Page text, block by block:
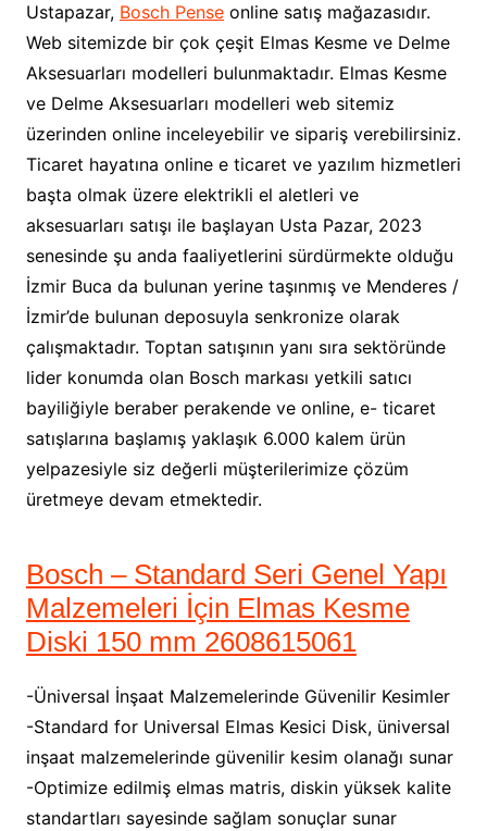
Ustapazar, Bosch Penseonline satış mağazasıdır.
Web sitemizde bir çok çeşit Elmas Kesme ve Delme
Aksesuarları modelleri bulunmaktadır. Elmas Kesme
ve Delme Aksesuarları modelleri web sitemiz
üzerinden online inceleyebilir ve sipariş verebilirsiniz.
Ticaret hayatına online e ticaret ve yazılım hizmetleri
başta olmak üzere elektrikli el aletleri ve
aksesuarları satışı ile başlayan Usta Pazar, 2023
senesinde şu anda faaliyetlerini sürdürmekte olduğu
İzmir Buca da bulunan yerine taşınmış ve Menderes /
İzmir’de bulunan deposuyla senkronize olarak
çalışmaktadır. Toptan satışının yanı sıra sektöründe
lider konumda olan Bosch markası yetkili satıcı
bayiliğiyle beraber perakende ve online, e- ticaret
satışlarına başlamış yaklaşık 6.000 kalem ürün
yelpazesiyle siz değerli müşterilerimize çözüm
üretmeye devam etmektedir.
Bosch – Standard Seri Genel Yapı
Malzemeleri İçin Elmas Kesme
Diski 150 mm 2608615061
-Üniversal İnşaat Malzemelerinde Güvenilir Kesimler
-Standard for Universal Elmas Kesici Disk, üniversal
inşaat malzemelerinde güvenilir kesim olanağı sunar
-Optimize edilmiş elmas matris, diskin yüksek kalite
standartları sayesinde sağlam sonuçlar sunar